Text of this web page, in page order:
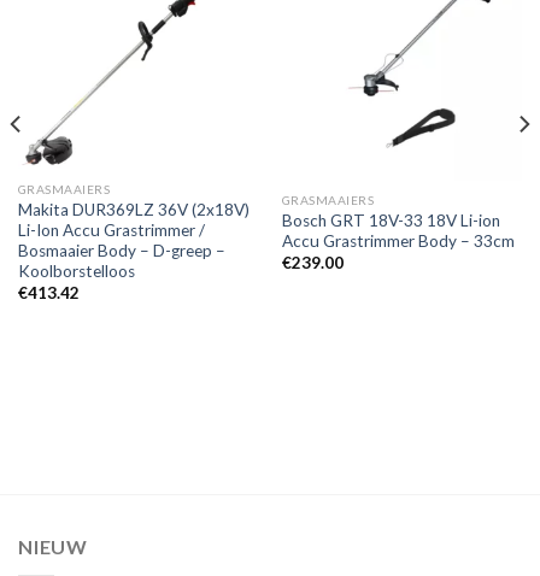
GRASMAAIERS
Makita DUR369LZ 36V (2x18V)
Li-Ion Accu Grastrimmer /
Bosmaaier Body – D-greep –
Koolborstelloos
€413.42
GRASMAAIERS
Bosch GRT 18V-33 18V Li-ion
Accu Grastrimmer Body – 33cm
€239.00
NIEUW